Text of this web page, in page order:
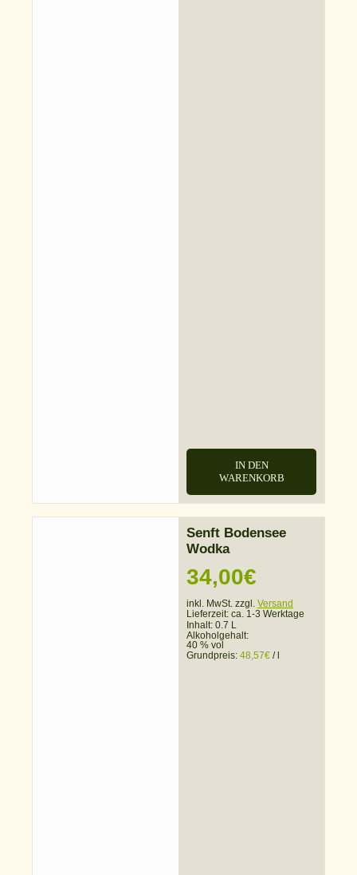
IN DEN
WARENKORB
Senft Bodensee
Wodka
34,00€
inkl. MwSt. zzgl. Versand
Lieferzeit: ca. 1-3 Werktage
Inhalt: 0.7 L
Alkoholgehalt:
40 % vol
Grundpreis: 48,57€ /